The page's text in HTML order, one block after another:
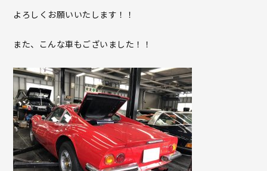
よろしくお願いいたします！！
また、こんな車もございました！！